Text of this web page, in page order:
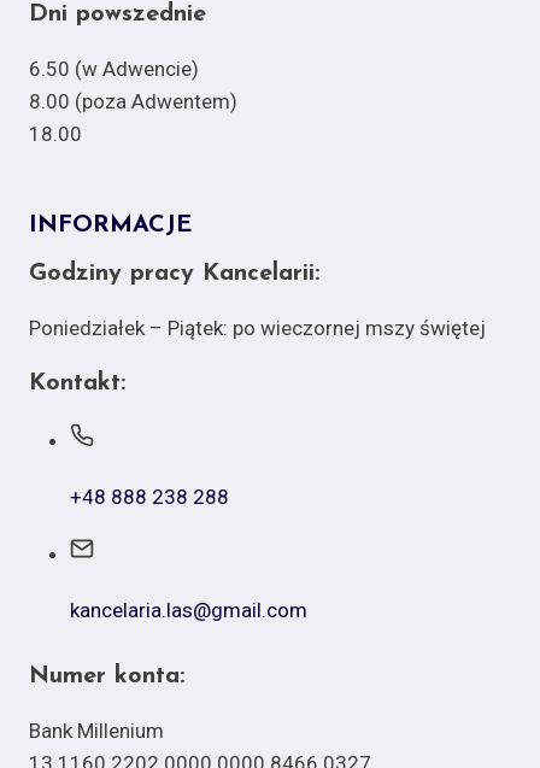
Dni powszednie
6.50 (w Adwencie)
8.00 (poza Adwentem)
18.00
INFORMACJE
Godziny pracy Kancelarii:
Poniedziałek – Piątek: po wieczornej mszy świętej
Kontakt:
+48 888 238 288
kancelaria.las@gmail.com
Numer konta:
Bank Millenium
13 1160 2202 0000 0000 8466 0327